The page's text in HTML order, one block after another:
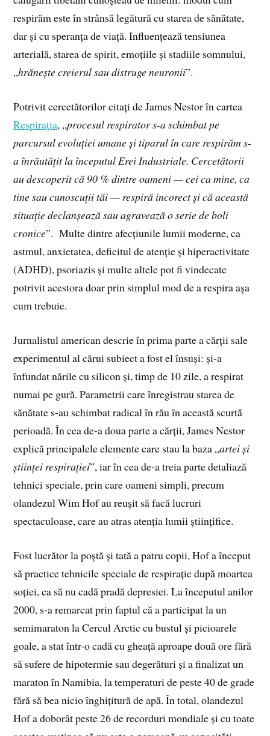
respirăm este în strânsă legătură cu starea de sănătate,
dar și cu speranța de viață. Influențează tensiunea
arterială, starea de spirit, emoțiile și stadiile somnului,
„hrănește creierul sau distruge neuronii”.
Potrivit cercetătorilor citați de James Nestor în cartea
Respirația, „procesul respirator s-a schimbat pe
parcursul evoluției umane și tiparul în care respirăm s-
a înrăutățit la începutul Erei Industriale. Cercetătorii
au descoperit că 90 % dintre oameni — cei ca mine, ca
tine sau cunoscuții tăi — respiră incorect și că această
situație declanșează sau agravează o serie de boli
cronice”. Multe dintre afecțiunile lumii moderne, ca
astmul, anxietatea, deficitul de atenție și hiperactivitate
(ADHD), psoriazis și multe altele pot fi vindecate
potrivit acestora doar prin simplul mod de a respira așa
cum trebuie.
Jurnalistul american descrie în prima parte a cărții sale
experimentul al cărui subiect a fost el însuși: și-a
înfundat nările cu silicon și, timp de 10 zile, a respirat
numai pe gură. Parametrii care înregistrau starea de
sănătate s-au schimbat radical în rău în această scurtă
perioadă. În cea de-a doua parte a cărții, James Nestor
explică principalele elemente care stau la baza „artei și
științei respirației”, iar în cea de-a treia parte detaliază
tehnici speciale, prin care oameni simpli, precum
olandezul Wim Hof au reușit să facă lucruri
spectaculoase, care au atras atenția lumii științifice.
Fost lucrător la poștă și tată a patru copii, Hof a început
să practice tehnicile speciale de respirație după moartea
soției, ca să nu cadă pradă depresiei. La începutul anilor
2000, s-a remarcat prin faptul că a participat la un
semimaraton la Cercul Arctic cu bustul și picioarele
goale, a stat într-o cadă cu gheață aproape două ore fără
să sufere de hipotermie sau degerături și a finalizat un
maraton în Namibia, la temperaturi de peste 40 de grade
fără să bea nicio înghițitură de apă. În total, olandezul
Hof a doborât peste 26 de recorduri mondiale și cu toate